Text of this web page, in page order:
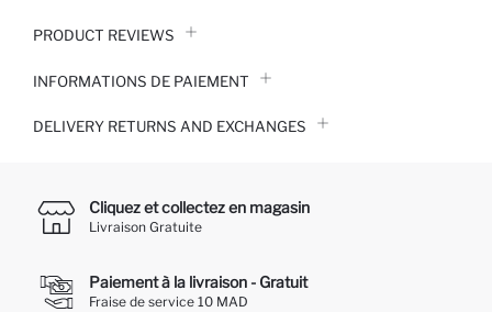
PRODUCT REVIEWS
INFORMATIONS DE PAIEMENT
DELIVERY RETURNS AND EXCHANGES
Cliquez et collectez en magasin
Livraison Gratuite
Paiement à la livraison - Gratuit
Fraise de service 10 MAD